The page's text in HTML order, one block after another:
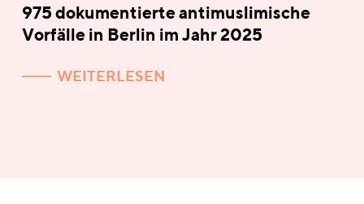
975 dokumentierte antimuslimische
Vorfälle in Berlin im Jahr 2025
WEITERLESEN